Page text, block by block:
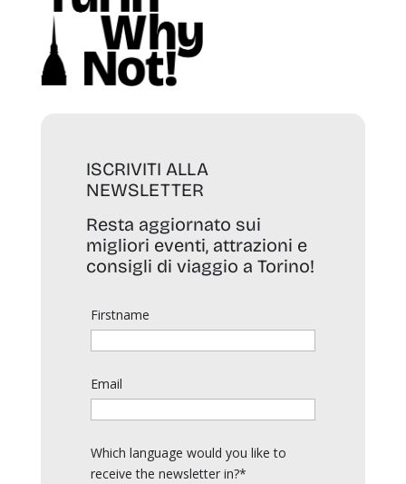
ISCRIVITI ALLA
NEWSLETTER
Resta aggiornato sui
migliori eventi, attrazioni e
consigli di viaggio a Torino!
Firstname
Email
Which language would you like to
receive the newsletter in?*